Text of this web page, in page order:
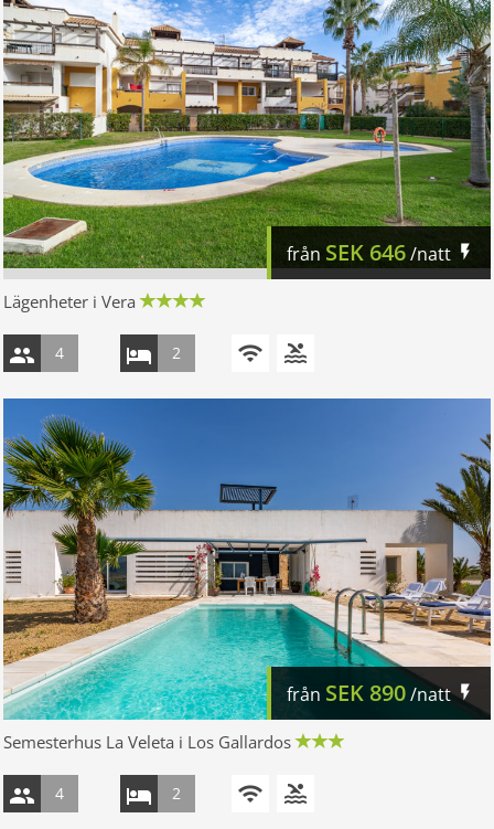
från SEK 646/natt
Lägenheter i Vera
4 2
från SEK 890/natt
Semesterhus La Veleta i Los Gallardos
4 2